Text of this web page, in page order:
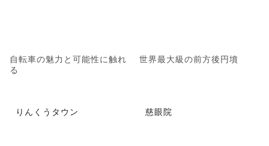
自転車の魅力と可能性に触れ
る
世界最大級の前方後円墳
りんくうタウン 慈眼院